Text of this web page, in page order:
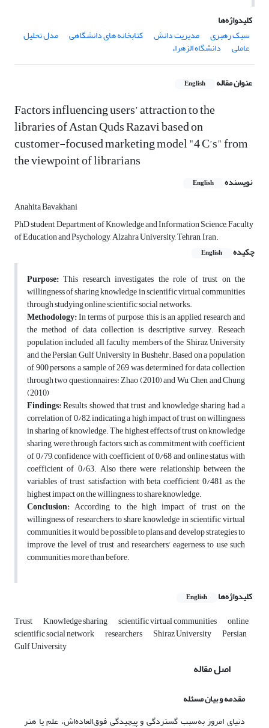
کلیدواژه‌ها
سبک رهبری
مدیریت دانش کتابخانه های دانشگاهی مدل تحلیل
عاملی دانشگاه الزهراء
عنوان مقاله English
Factors influencing users’ attraction to the
libraries of Astan Quds Razavi based on
customer-focused marketing model "4 C’s" from
the viewpoint of librarians
نویسنده English
Anahita Bavakhani
PhD student, Department of Knowledge and Information Science, Faculty
of Education and Psychology, Alzahra University, Tehran, Iran.
چکیده
English
Purpose: This research investigates the role of trust on the
willingness of sharing knowledge in scientific virtual communities
through studying online scientific social networks.
Methodology:In terms of purpose, this is an applied research and
the method of data collection is descriptive survey. Reseach
population included all faculty members of the Shiraz University
and the Persian Gulf University in Bushehr. Based on a population
of 900 persons, a sample of 269 was determined for data collection
through two questionnaires: Zhao (2010) and Wu, Chen and Chung
(2010)
Findings:Results showed that trust and knowledge sharing had a
correlation of 0/82, indicating a high impact of trust on willingness
in sharing of knowledge. The highest effects of trust on knowledge
sharing were through factors such as commitment with coefficient
of 0/79, confidence with coefficient of 0/68 and online status with
coefficient of 0/63. Also there were relationship between the
variables of trust, satisfaction with beta coefficient 0/481 as the
highest impact on the willingness to share knowledge.
Conclusion: According to the high impact of trust on the
willingness of researchers to share knowledge in scientific virtual
communities, it would be possible to plans and develop strategies to
improve the level of trust and researchers’ eagerness to use such
communities more than before.
کلیدواژه‌ها English
Trust Knowledge sharing scientific virtual communities online
scientific social network researchers Shiraz University Persian
Gulf University
اصل مقاله
مقدمه و بیان مسئله
دنیای امروز به‌سبب گستردگی و پیچیدگی فوق‌العاده‌اش، علم یا هنر